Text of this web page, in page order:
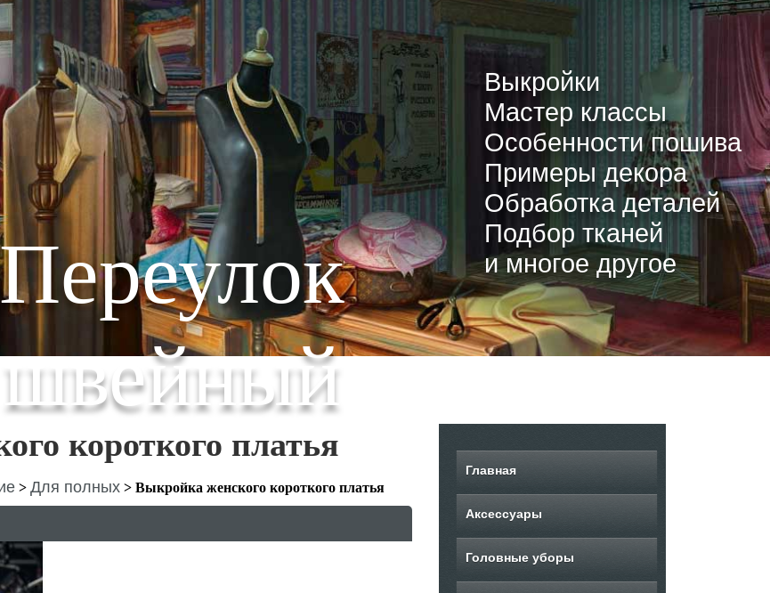
Переулок
швейный
Выкройки
Мастер классы
Особенности пошива
Примеры декора
Обработка деталей
Подбор тканей
и многое другое
короткого платья
> Для полных > Выкройка женского короткого платья
Главная
Аксессуары
Головные уборы